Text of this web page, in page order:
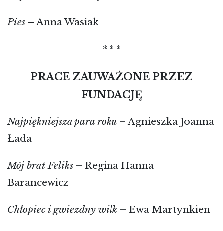
Pies – Anna Wasiak
* * *
PRACE ZAUWAŻONE PRZEZ
FUNDACJĘ
Najpiękniejsza para roku – Agnieszka Joanna
Łada
Mój brat Feliks – Regina Hanna
Barancewicz
Chłopiec i gwiezdny wilk – Ewa Martynkien